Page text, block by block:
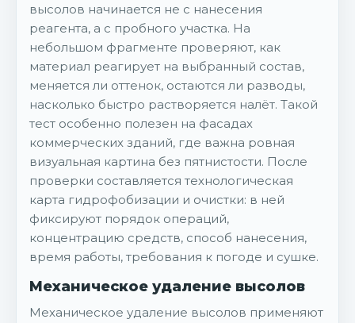
высолов начинается не с нанесения
реагента, а с пробного участка. На
небольшом фрагменте проверяют, как
материал реагирует на выбранный состав,
меняется ли оттенок, остаются ли разводы,
насколько быстро растворяется налёт. Такой
тест особенно полезен на фасадах
коммерческих зданий, где важна ровная
визуальная картина без пятнистости. После
проверки составляется технологическая
карта гидрофобизации и очистки: в ней
фиксируют порядок операций,
концентрацию средств, способ нанесения,
время работы, требования к погоде и сушке.
Механическое удаление высолов
Механическое удаление высолов применяют